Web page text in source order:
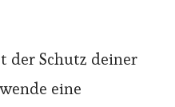
der Schutz deiner
eine